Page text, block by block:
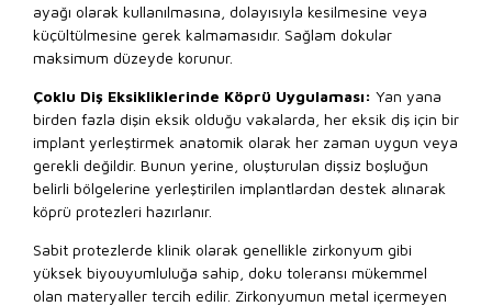
ayağı olarak kullanılmasına, dolayısıyla kesilmesine veya
küçültülmesine gerek kalmamasıdır. Sağlam dokular
maksimum düzeyde korunur.
Çoklu Diş Eksikliklerinde Köprü Uygulaması: Yan yana
birden fazla dişin eksik olduğu vakalarda, her eksik diş için bir
implant yerleştirmek anatomik olarak her zaman uygun veya
gerekli değildir. Bunun yerine, oluşturulan dişsiz boşluğun
belirli bölgelerine yerleştirilen implantlardan destek alınarak
köprü protezleri hazırlanır.
Sabit protezlerde klinik olarak genellikle zirkonyum gibi
yüksek biyouyumluluğa sahip, doku toleransı mükemmel
olan materyaller tercih edilir. Zirkonyumun metal içermeyen